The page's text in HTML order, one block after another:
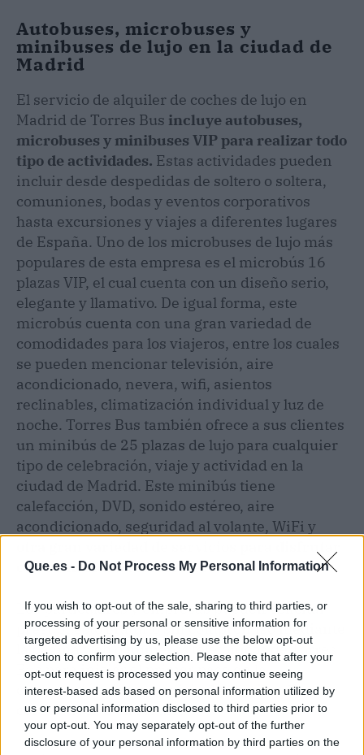
Que.es - Do Not Process My Personal Information
If you wish to opt-out of the sale, sharing to third parties, or
processing of your personal or sensitive information for
targeted advertising by us, please use the below opt-out
section to confirm your selection. Please note that after your
opt-out request is processed you may continue seeing
interest-based ads based on personal information utilized by
us or personal information disclosed to third parties prior to
your opt-out. You may separately opt-out of the further
disclosure of your personal information by third parties on the
Autobuses, microbuses y
minibuses de lujo en la ciudad de
Madrid
El servicio de alquiler de coches de lujo en
Madrid de Torres Bus incluye autobuses,
microbuses y minibuses VIP para realizar todo
tipo de actividades. Estas actividades pueden
incluir desde despedidas de soltero o soltera,
comuniones, bodas y eventos corporativos
hasta excursiones y viajes a diferentes lugares
de España. Uno de los microbuses de lujo más
populares de esta empresa es el microbús 16
plazas VIP, el cual cuenta con un diseño serio,
elegante y llamativo. De igual forma, este
microbús cuenta con una gran variedad de
comodidades para los viajeros, entre los cuales
se pueden mencionar televisión, aire
acondicionado, nevera, wifi, asientos
reclinables, climatización individual y luz de
noche. Torres Bus también ofrece a sus clientes
un minibús de 25 plazas de lujo para cualquier
tipo de celebración, viaje y actividad en la
ciudad de Madrid. Este minibús tiene
calefacción, DVD, sonido estéreo, aire
acondicionado, seguridad al volante, WiFi y
con comodidad en carretera.
Los particulares y empresas pueden solicitar
presupuesto gratuito sin compromiso mediante
la página web o números telefónicos de Torres
Bus para iniciar el primer paso en la
contratación de su servicio de alquiler de
coches de lujo en Madrid.